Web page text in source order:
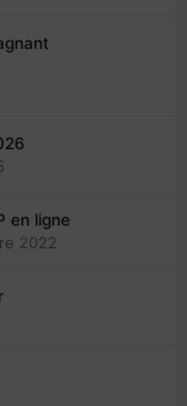
en ligne
2022